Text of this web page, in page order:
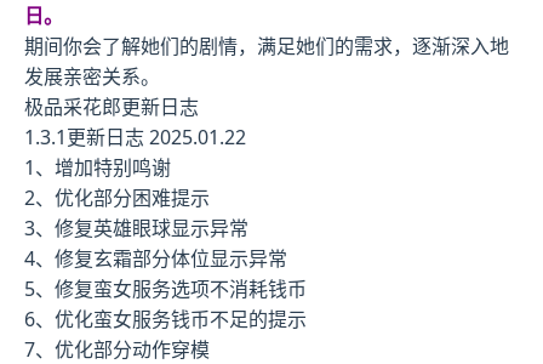
日。
期间你会了解她们的剧情，满足她们的需求，逐渐深入地
发展亲密关系。
极品采花郎更新日志
1.3.1更新日志 2025.01.22
1、增加特别鸣谢
2、优化部分困难提示
3、修复英雄眼球显示异常
4、修复玄霜部分体位显示异常
5、修复蛮女服务选项不消耗钱币
6、优化蛮女服务钱币不足的提示
7、优化部分动作穿模